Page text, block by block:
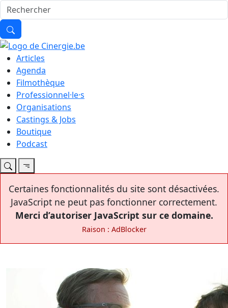
Articles
Agenda
Filmothèque
Professionnel·le·s
Organisations
Castings & Jobs
Boutique
Podcast
Certaines fonctionnalités du site sont désactivées.
JavaScript ne peut pas fonctionner correctement.
Merci d’autoriser JavaScript sur ce domaine.
Raison : AdBlocker